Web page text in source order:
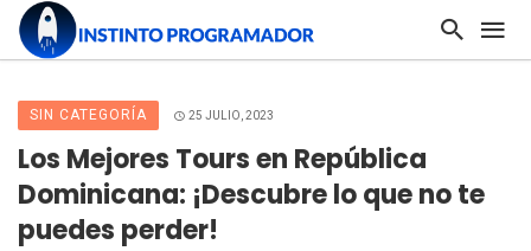
SIN CATEGORÍA 25 JULIO, 2023
Los Mejores Tours en República
Dominicana: ¡Descubre lo que no te
puedes perder!